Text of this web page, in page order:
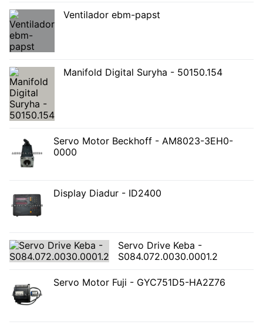
Ventilador ebm-papst
Manifold Digital Suryha - 50150.154
Servo Motor Beckhoff - AM8023-3EH0-
0000
Display Diadur - ID2400
Servo Drive Keba -
S084.072.0030.0001.2
Servo Motor Fuji - GYC751D5-HA2Z76